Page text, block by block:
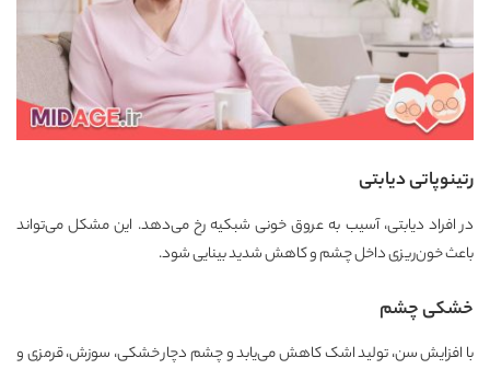
رتینوپاتی دیابتی
در افراد دیابتی، آسیب به عروق خونی شبکیه رخ می‌دهد. این مشکل می‌تواند
باعث خون‌ریزی داخل چشم و کاهش شدید بینایی شود.
خشکی چشم
با افزایش سن، تولید اشک کاهش می‌یابد و چشم دچار خشکی، سوزش، قرمزی و